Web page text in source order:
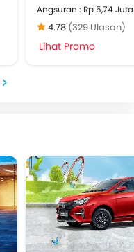
Angsuran : Rp 5,74
4.78 (329 Ulasan)
Lihat Promo